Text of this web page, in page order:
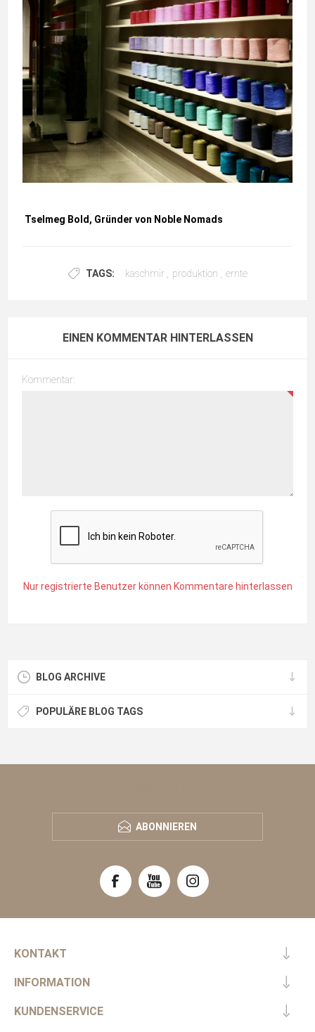
Tselmeg Bold, Gründer von Noble Nomads
TAGS: kaschmir produktion ernte
EINEN KOMMENTAR HINTERLASSEN
Kommentar:
Nur registrierte Benutzer können Kommentare hinterlassen
BLOG ARCHIVE
POPULÄRE BLOG TAGS
ABONNIEREN
KONTAKT
INFORMATION
KUNDENSERVICE